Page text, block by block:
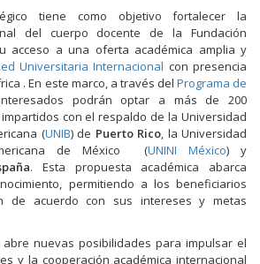
tiene como objetivo fortalecer la
del cuerpo docente de la Fundación
acceso a una oferta académica amplia y
Universitaria Internacional con presencia
. En este marco, a través del Programa de
podrán optar a más de 200
con el respaldo de la Universidad
(UNIB) de Puerto Rico, la Universidad
de México (UNINI México) y
. Esta propuesta académica abarca
permitiendo a los beneficiarios
de acuerdo con sus intereses y metas
abre nuevas posibilidades para impulsar el
y la cooperación académica internacional